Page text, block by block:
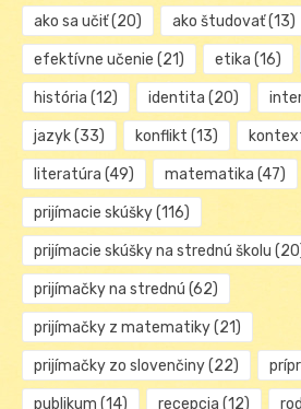
ako sa učiť(20) ako študovať(13)
efektívne učenie (21) etika (16)
história (12) identita (20)
jazyk(33) konflikt (13)
literatúra (49) matematika (47)
prijímacie skúšky(116)
prijímacie skúšky na strednú školu
prijímačky na strednú (62)
prijímačky z matematiky(21)
prijímačky zo slovenčiny(22)
publikum (14) recepcia (12)